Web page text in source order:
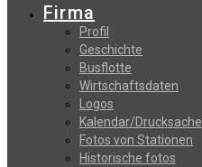
Firma
Profil
Geschichte
Busflotte
Wirtschaftsdaten
Logos
Kalendar/Drucksache
Fotos von Stationen
Historische fotos